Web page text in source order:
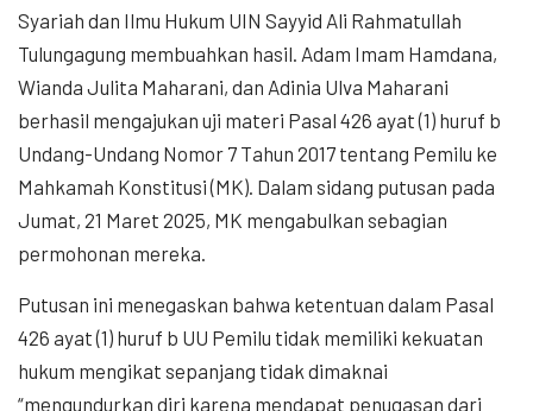
Syariah dan Ilmu Hukum UIN Sayyid Ali Rahmatullah
Tulungagung membuahkan hasil. Adam Imam Hamdana,
Wianda Julita Maharani, dan Adinia Ulva Maharani
berhasil mengajukan uji materi Pasal 426 ayat (1) huruf b
Undang-Undang Nomor 7 Tahun 2017 tentang Pemilu ke
Mahkamah Konstitusi (MK). Dalam sidang putusan pada
Jumat, 21 Maret 2025, MK mengabulkan sebagian
permohonan mereka.
Putusan ini menegaskan bahwa ketentuan dalam Pasal
426 ayat (1) huruf b UU Pemilu tidak memiliki kekuatan
hukum mengikat sepanjang tidak dimaknai
“mengundurkan diri karena mendapat penugasan dari